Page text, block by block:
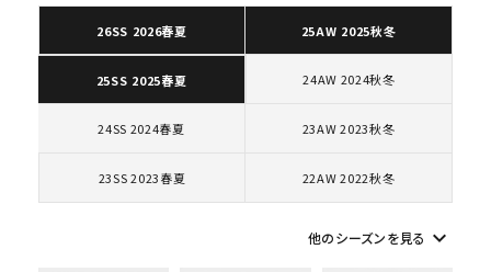
キーワードから探す
人気ワード
キャップ・ハット
パーカー・クルーネック
カテゴリーから探す
26SS 2026春夏 25AW 2025秋冬
25SS 2025春夏 24AW 2024秋冬
24SS 2024春夏 23AW 2023秋冬
23SS 2023春夏 22AW 2022秋冬
他のシーズンを見る keyboard_arrow_down